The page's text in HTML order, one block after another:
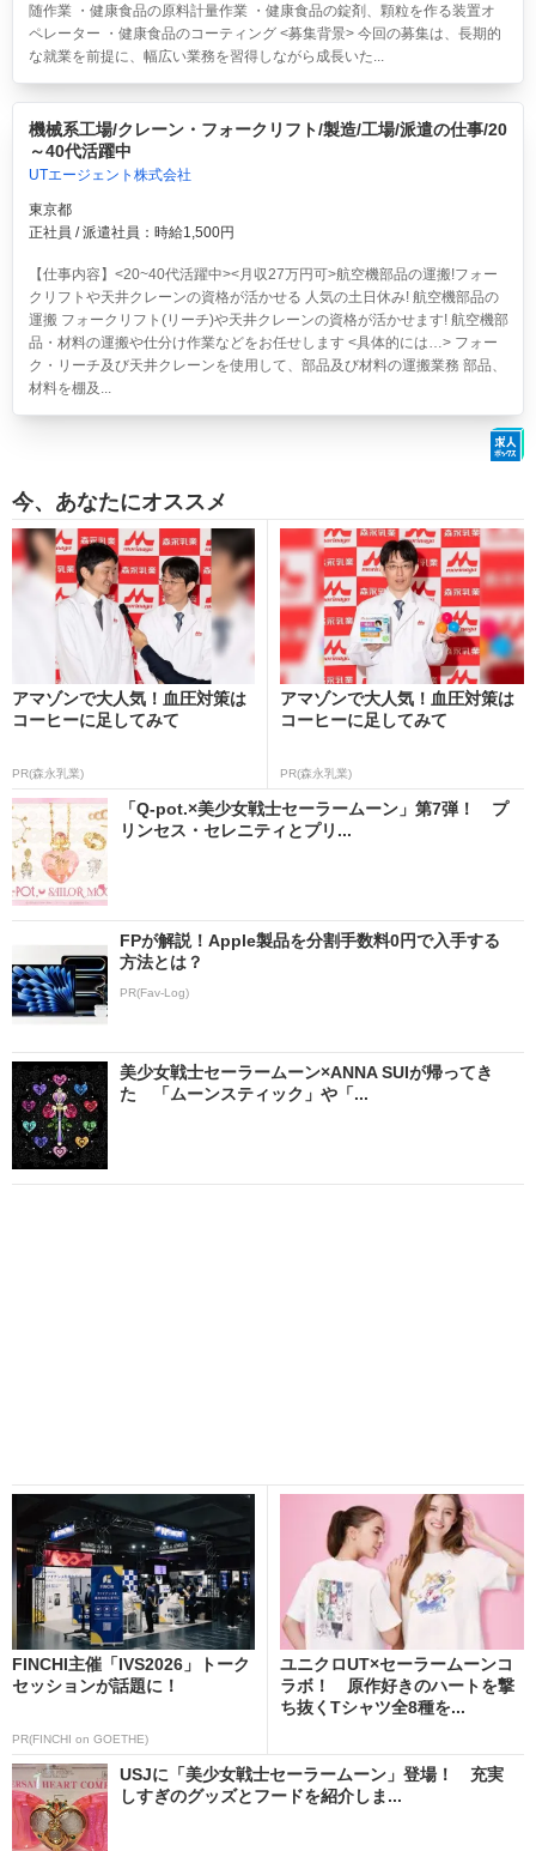
随作業 ・健康食品の原料計量作業 ・健康食品の錠剤、顆粒を作る装置オ
ペレーター ・健康食品のコーティング <募集背景> 今回の募集は、長期的
な就業を前提に、幅広い業務を習得しながら成長いた...
機械系工場/クレーン・フォークリフト/製造/工場/派遣の仕事/20
～40代活躍中
UTエージェント株式会社
東京都
正社員 / 派遣社員：時給1,500円
【仕事内容】<20~40代活躍中><月収27万円可>航空機部品の運搬!フォー
クリフトや天井クレーンの資格が活かせる 人気の土日休み!航空機部品の
運搬 フォークリフト(リーチ)や天井クレーンの資格が活かせます! 航空機部
品・材料の運搬や仕分け作業などをお任せします <具体的には…> フォー
ク・リーチ及び天井クレーンを使用して、部品及び材料の運搬業務 部品、
材料を棚及...
今、あなたにオススメ
アマゾンで大人気！血圧対策は
コーヒーに足してみて
PR(森永乳業)
アマゾンで大人気！血圧対策は
コーヒーに足してみて
PR(森永乳業)
「Q-pot.×美少女戦士セーラームーン」第7弾！ プ
リンセス・セレニティとプリ...
FPが解説！Apple製品を分割手数料0円で入手する
方法とは？
PR(Fav-Log)
美少女戦士セーラームーン×ANNA SUIが帰ってき
た 「ムーンスティック」や「...
FINCHI主催「IVS2026」トーク
セッションが話題に！
PR(FINCHI on GOETHE)
ユニクロUT×セーラームーンコ
ラボ！ 原作好きのハートを撃
ち抜くTシャツ全8種を...
USJに「美少女戦士セーラームーン」登場！ 充実
しすぎのグッズとフードを紹介しま...